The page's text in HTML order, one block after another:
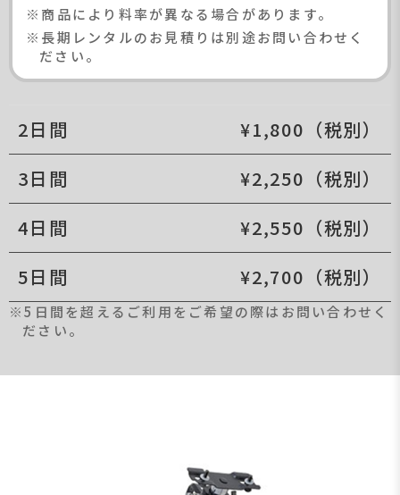
※商品により料率が異なる場合があります。
※長期レンタルのお見積りは別途お問い合わせく
ださい。
2日間
¥1,800（税別）
3日間
¥2,250（税別）
4日間
¥2,550（税別）
5日間
¥2,700（税別）
※5日間を超えるご利用をご希望の際はお問い合わせく
ださい。